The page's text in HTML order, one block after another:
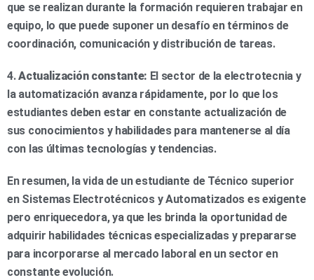
que se realizan durante la formación requieren trabajar en
equipo, lo que puede suponer un desafío en términos de
coordinación, comunicación y distribución de tareas.
4.Actualización constante: El sector de la electrotecnia y
la automatización avanza rápidamente, por lo que los
estudiantes deben estar en constante actualización de
sus conocimientos y habilidades para mantenerse al día
con las últimas tecnologías y tendencias.
En resumen, la vida de un estudiante de Técnico superior
en Sistemas Electrotécnicos y Automatizados es exigente
pero enriquecedora, ya que les brinda la oportunidad de
adquirir habilidades técnicas especializadas y prepararse
para incorporarse al mercado laboral en un sector en
constante evolución.